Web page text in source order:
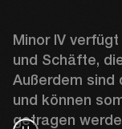
Minor IV
und Schäfte,
Außerdem sind
und können
getragen